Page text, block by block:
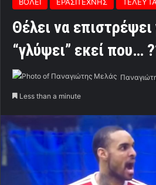
Θέλει να επιστρέψει
“γλύψει” εκεί που…
Less than a minute